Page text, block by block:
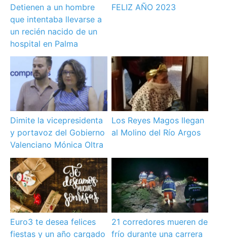
Detienen a un hombre
que intentaba llevarse a
un recién nacido de un
hospital en Palma
FELIZ AÑO 2023
Dimite la vicepresidenta
y portavoz del Gobierno
Valenciano Mónica Oltra
Los Reyes Magos llegan
al Molino del Río Argos
Euro3 te desea felices
fiestas y un año cargado
21 corredores mueren de
frío durante una carrera